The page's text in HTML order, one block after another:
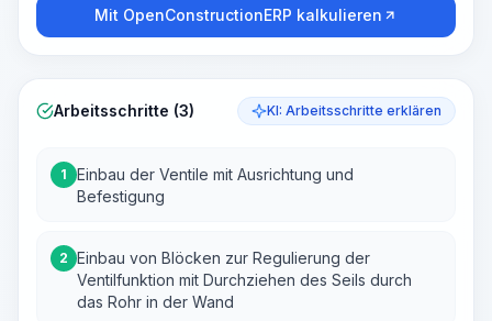
Mit OpenConstructionERP kalkulieren
Arbeitsschritte (3) KI: Arbeitsschritte erklären
1
Einbau der Ventile mit Ausrichtung und
Befestigung
2 Einbau von Blöcken zur Regulierung der
Ventilfunktion mit Durchziehen des Seils durch
das Rohr in der Wand